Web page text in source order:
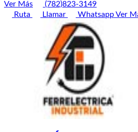
Ver Más
(782)823-3149
Ruta
Llamar WhatsappVer